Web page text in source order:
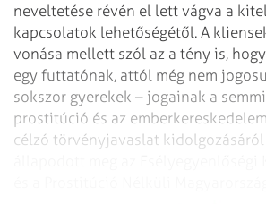
neveltetése révén el lett vágva a
kapcsolatok lehetőségétől. A
vonása mellett szól az a tény is,
egy futtatónak, attól még nem
sokszor gyerekek – jogainak a
prostitúció és az
célzó törvényjavaslat